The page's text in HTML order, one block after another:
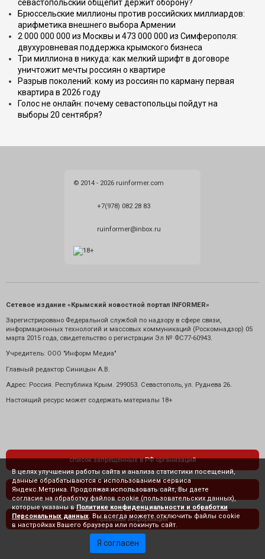
севастопольский общепит держит оборону?
Брюссельские миллионы против российских миллиардов:
арифметика внешнего выбора Армении
2 000 000 000 из Москвы и 473 000 000 из Симферополя:
двухуровневая поддержка крымского бизнеса
Три миллиона в никуда: как мелкий шрифт в договоре
уничтожит мечты россиян о квартире
Разрыв поколений: кому из россиян по карману первая
квартира в 2026 году
Голос не онлайн: почему севастопольцы пойдут на
выборы 20 сентября?
© 2014 - 2026 ruinformer.com
+7(978) 082 28 83
ruinformer@inbox.ru
Сетевое издание «Крымский новостной портал INFORMER»
Зарегистрировано Федеральной службой по надзору в сфере связи,
информационных технологий и массовых коммуникаций (Роскомнадзор) 05
марта 2015 года, свидетельство о регистрации Эл № ФС77-60943.
Учредитель: ООО "Информ Медиа"
Главный редактор Синицын А.В.
Адрес: Россия. Республика Крым. 299053. Севастополь, ул. Руднева 26.
Настоящий ресурс может содержать материалы 18+
список запрещенных в РФ организаций
политика конфиденциальности
правовая информация
В целях улучшения работы сайта и анализа статистики посещений,
данные обрабатываются с использованием сервиса
Яндекс.Метрика. Продолжая использовать сайт, Вы даете
согласие на обработку файлов cookie (пользовательских данных),
которые указаны в Политике конфиденциальности и обработки
Персональных данных . Вы всегда можете отключить файлы cookie
в настройках Вашего браузера или покинуть сайт.
Я согласен